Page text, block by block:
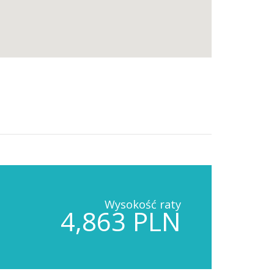
Wysokość raty
4,863 PLN